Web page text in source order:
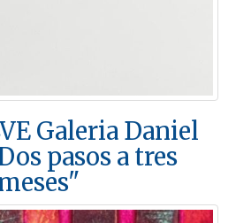
Galeria Daniel
pasos a tres